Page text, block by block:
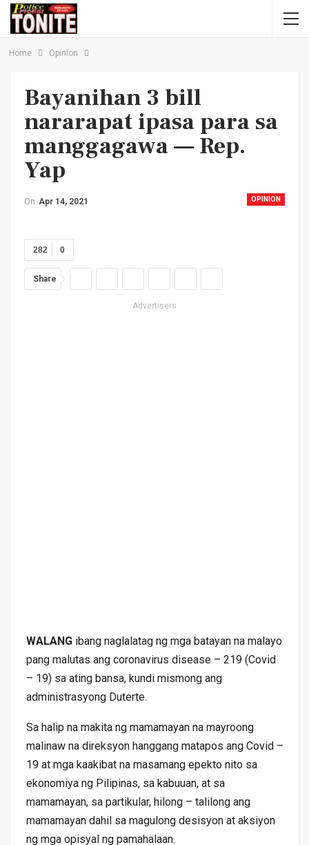
Home Opinion
Bayanihan 3 bill
nararapat ipasa para sa
manggagawa — Rep.
Yap
OPINION
On Apr 14, 2021
0
282
Share
Advertisers
WALANGibang naglalatag ng mga batayan na malayo
pang malutas ang coronavirus disease – 219 (Covid
– 19) sa ating bansa, kundi mismong ang
administrasyong Duterte.
Sa halip na makita ng mamamayan na mayroong
malinaw na direksyon hanggang matapos ang Covid –
19 at mga kaakibat na masamang epekto nito sa
ekonomiya ng Pilipinas, sa kabuuan, at sa
mamamayan, sa partikular, hilong – talilong ang
mamamayan dahil sa magulong desisyon at aksiyon
ng mga opisyal ng pamahalaan.